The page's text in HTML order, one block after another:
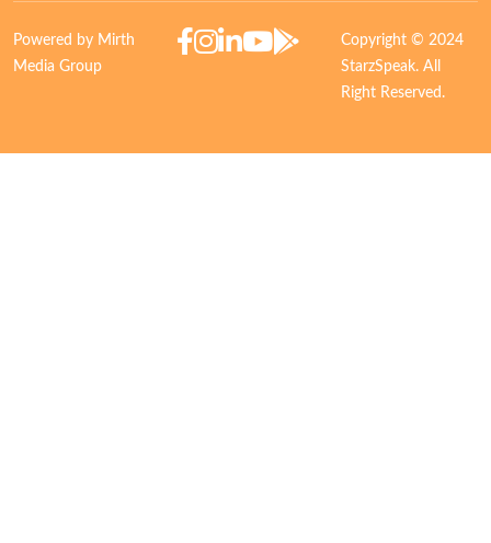
Powered by Mirth
Media Group
Copyright © 2024
StarzSpeak. All
Right Reserved.